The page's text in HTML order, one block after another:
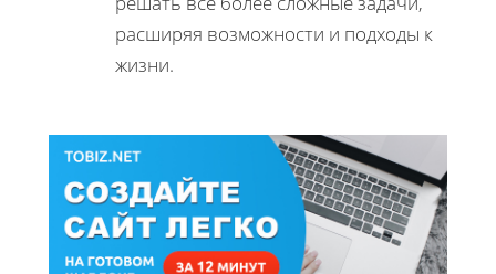
расширяя возможности и подходы к
жизни.